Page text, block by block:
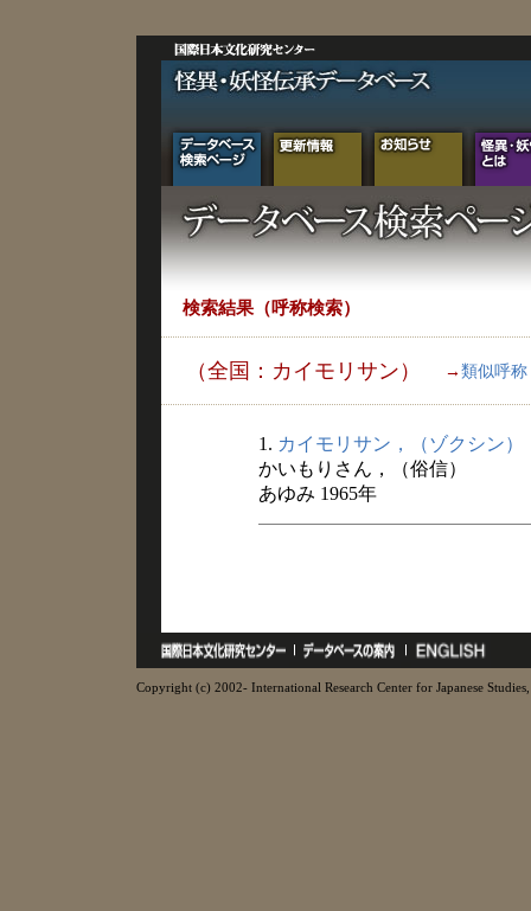
検索結果（呼称検索）
（全国：カイモリサン） → 類似呼称
1. カイモリサン，（ゾクシン）
かいもりさん，（俗信）
あゆみ 1965年
Copyright (c) 2002- International Research Center for Japanese